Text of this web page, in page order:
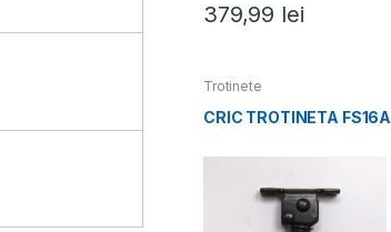
379,99 lei
Trotinete
CRIC TROTINETA FS16A